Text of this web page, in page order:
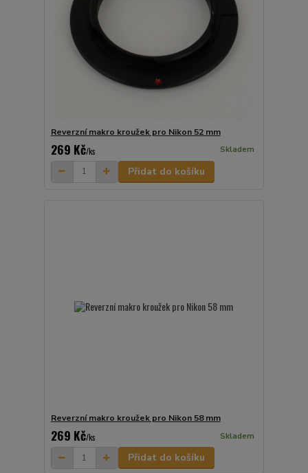
Reverzní makro kroužek pro Nikon 52 mm
269 Kč/ks Skladem
Přidat do košíku
Reverzní makro kroužek pro Nikon 58 mm
269 Kč/ks Skladem
Přidat do košíku